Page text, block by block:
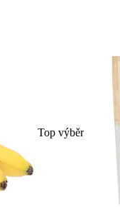
Top výběr